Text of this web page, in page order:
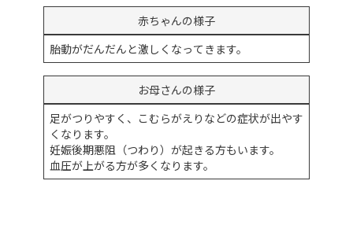
赤ちゃんの様子
胎動がだんだんと激しくなってきます。
お母さんの様子
足がつりやすく、こむらがえりなどの症状が出やす
くなります。
妊娠後期悪阻（つわり）が起きる方もいます。
血圧が上がる方が多くなります。